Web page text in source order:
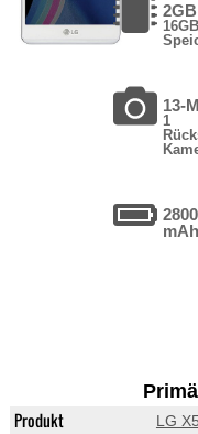
2GB
16GB
13-
1
2800
mAh
Produkt LG X5